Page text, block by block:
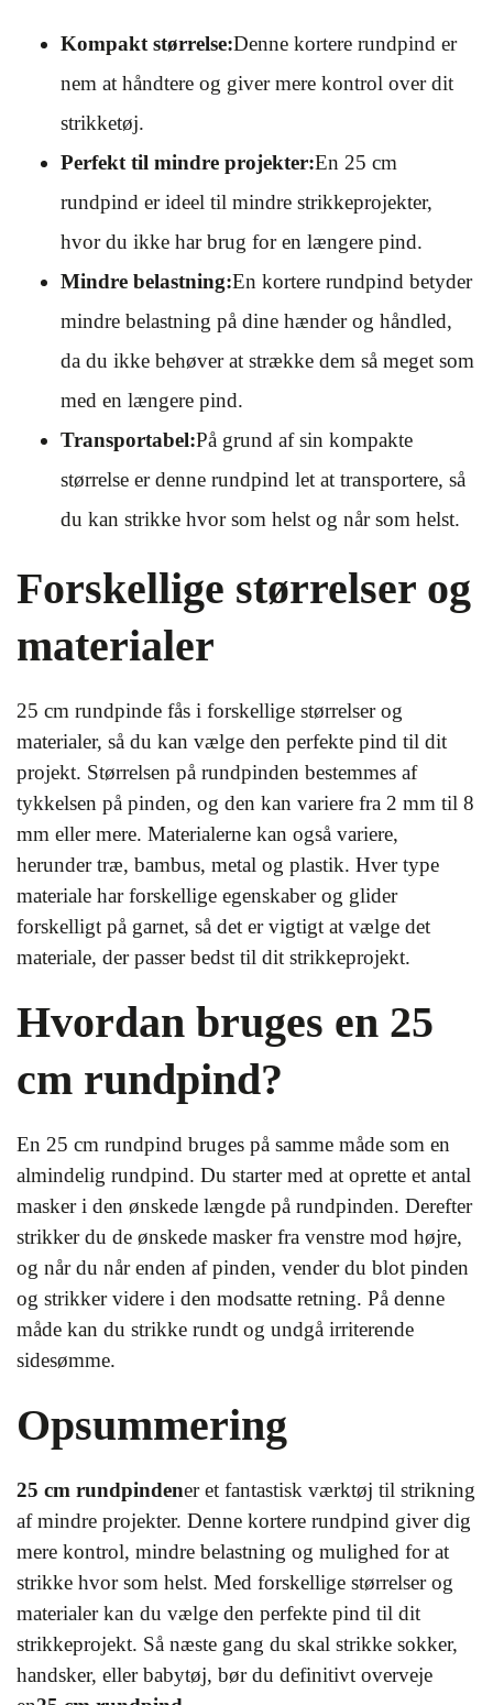
Kompakt størrelse:Denne kortere rundpind er
nem at håndtere og giver mere kontrol over dit
strikketøj.
Perfekt til mindre projekter:En 25 cm
rundpind er ideel til mindre strikkeprojekter,
hvor du ikke har brug for en længere pind.
Mindre belastning:En kortere rundpind betyder
mindre belastning på dine hænder og håndled,
da du ikke behøver at strække dem så meget som
med en længere pind.
Transportabel:På grund af sin kompakte
størrelse er denne rundpind let at transportere, så
du kan strikke hvor som helst og når som helst.
Forskellige størrelser og
materialer
25 cm rundpinde fås i forskellige størrelser og
materialer, så du kan vælge den perfekte pind til dit
projekt. Størrelsen på rundpinden bestemmes af
tykkelsen på pinden, og den kan variere fra 2 mm til 8
mm eller mere. Materialerne kan også variere,
herunder træ, bambus, metal og plastik. Hver type
materiale har forskellige egenskaber og glider
forskelligt på garnet, så det er vigtigt at vælge det
materiale, der passer bedst til dit strikkeprojekt.
Hvordan bruges en 25
cm rundpind?
En 25 cm rundpind bruges på samme måde som en
almindelig rundpind. Du starter med at oprette et antal
masker i den ønskede længde på rundpinden. Derefter
strikker du de ønskede masker fra venstre mod højre,
og når du når enden af pinden, vender du blot pinden
og strikker videre i den modsatte retning. På denne
måde kan du strikke rundt og undgå irriterende
sidesømme.
Opsummering
25 cm rundpindener et fantastisk værktøj til strikning
af mindre projekter. Denne kortere rundpind giver dig
mere kontrol, mindre belastning og mulighed for at
strikke hvor som helst. Med forskellige størrelser og
materialer kan du vælge den perfekte pind til dit
strikkeprojekt. Så næste gang du skal strikke sokker,
handsker, eller babytøj, bør du definitivt overveje